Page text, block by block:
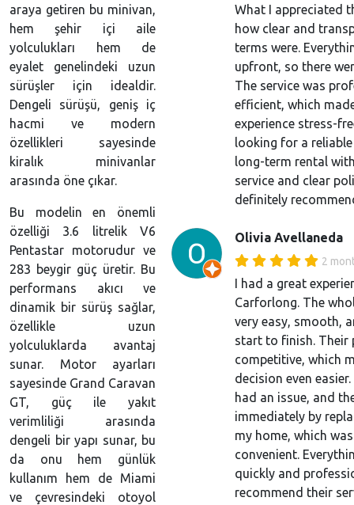
What I appreciated
how clear and
terms were.
upfront, so there
The service was
efficient, which
experience stress-
looking for a
long-term rental
service and clear
definitely
Olivia Avellaneda
2
I had a great
Carforlong. The
very easy, smooth,
start to finish. Their
competitive, which
decision even
had an issue, and
immediately by
my home, which
convenient.
quickly and
recommend their
araya getiren bu minivan,
hem şehir içi aile
yolculukları hem de
eyalet genelindeki uzun
sürüşler için idealdir.
Dengeli sürüşü, geniş iç
hacmi ve modern
özellikleri sayesinde
kiralık minivanlar
arasında öne çıkar.
Bu modelin en önemli
özelliği 3.6 litrelik V6
Pentastar motorudur ve
283 beygir güç üretir. Bu
performans akıcı ve
dinamik bir sürüş sağlar,
özellikle uzun
yolculuklarda avantaj
sunar. Motor ayarları
sayesinde Grand Caravan
GT, güç ile yakıt
verimliliği arasında
dengeli bir yapı sunar, bu
da onu hem günlük
kullanım hem de Miami
ve çevresindeki otoyol